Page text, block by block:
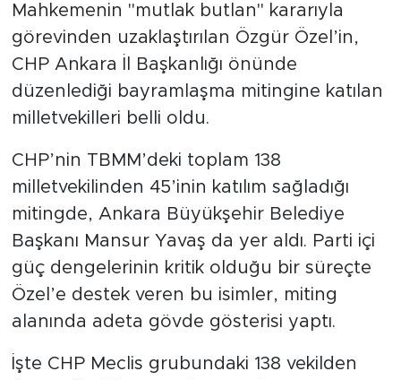
Mahkemenin "mutlak butlan" kararıyla
görevinden uzaklaştırılan Özgür Özel’in,
CHP Ankara İl Başkanlığı önünde
düzenlediği bayramlaşma mitingine katılan
milletvekilleri belli oldu.
CHP’nin TBMM’deki toplam 138
milletvekilinden 45’inin katılım sağladığı
mitingde, Ankara Büyükşehir Belediye
Başkanı Mansur Yavaş da yer aldı. Parti içi
güç dengelerinin kritik olduğu bir süreçte
Özel’e destek veren bu isimler, miting
alanında adeta gövde gösterisi yaptı.
İşte CHP Meclis grubundaki 138 vekilden